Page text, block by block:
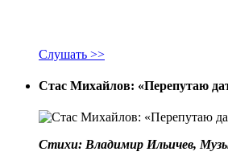
Слушать >>
Стас Михайлов: «Перепутаю
Стихи: Владимир Ильичев,